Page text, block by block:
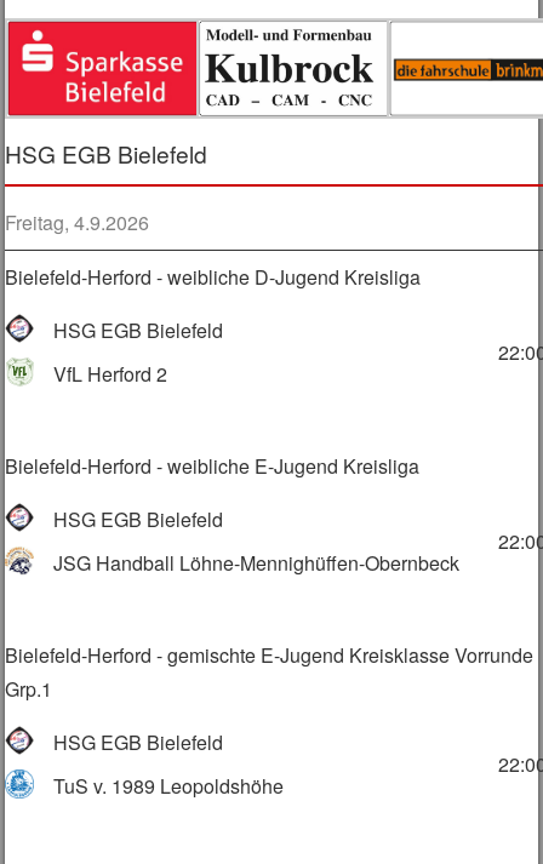
HSG EGB Bielefeld
Freitag, 4.9.2026
Bielefeld-Herford - weibliche D-Jugend Kreisliga
HSG EGB Bielefeld
VfL Herford 2
Bielefeld-Herford - weibliche E-Jugend Kreisliga
HSG EGB Bielefeld
JSG Handball Löhne-Mennighüffen-Obernbeck
Bielefeld-Herford - gemischte E-Jugend Kreisklasse Vorrunde
Grp.1
HSG EGB Bielefeld
TuS v. 1989 Leopoldshöhe